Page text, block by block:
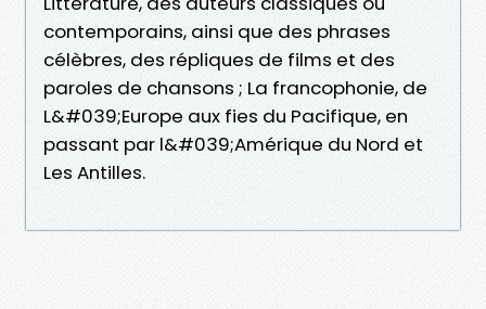
contemporains, ainsi que des phrases
célèbres, des répliques de films et des
paroles de chansons ; La francophonie, de
L&#039;Europe aux fies du Pacifique, en
passant par l&#039;Amérique du Nord et
Les Antilles.